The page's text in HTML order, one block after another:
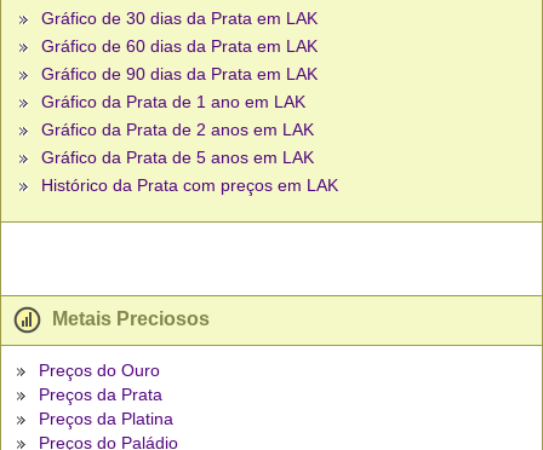
Gráfico de 30 dias da Prata em LAK
Gráfico de 60 dias da Prata em LAK
Gráfico de 90 dias da Prata em LAK
Gráfico da Prata de 1 ano em LAK
Gráfico da Prata de 2 anos em LAK
Gráfico da Prata de 5 anos em LAK
Histórico da Prata com preços em LAK
Metais Preciosos
Preços do Ouro
Preços da Prata
Preços da Platina
Preços do Paládio